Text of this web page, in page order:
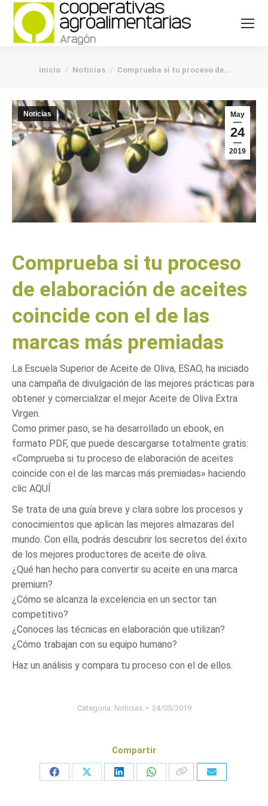
You are here:
Inicio Noticias Comprueba si tu proceso de…
May
24
2019
Noticias
Comprueba si tu proceso
de elaboración de aceites
coincide con el de las
marcas más premiadas
La Escuela Superior de Aceite de Oliva, ESAO, ha iniciado
una campaña de divulgación de las mejores prácticas para
obtener y comercializar el mejor Aceite de Oliva Extra
Virgen.
Como primer paso, se ha desarrollado un ebook, en
formato PDF, que puede descargarse totalmente gratis:
«Comprueba si tu proceso de elaboración de aceites
coincide con el de las marcas más premiadas» haciendo
clic AQUÍ
Se trata de una guía breve y clara sobre los procesos y
conocimientos que aplican las mejores almazaras del
mundo. Con ella, podrás descubrir los secretos del éxito
de los mejores productores de aceite de oliva.
¿Qué han hecho para convertir su aceite en una marca
premium?
¿Cómo se alcanza la excelencia en un sector tan
competitivo?
¿Conoces las técnicas en elaboración que utilizan?
¿Cómo trabajan con su equipo humano?
Haz un análisis y compara tu proceso con el de ellos.
Categoria: Noticias 24/05/2019
Compartir
Share
Share
Share
Share